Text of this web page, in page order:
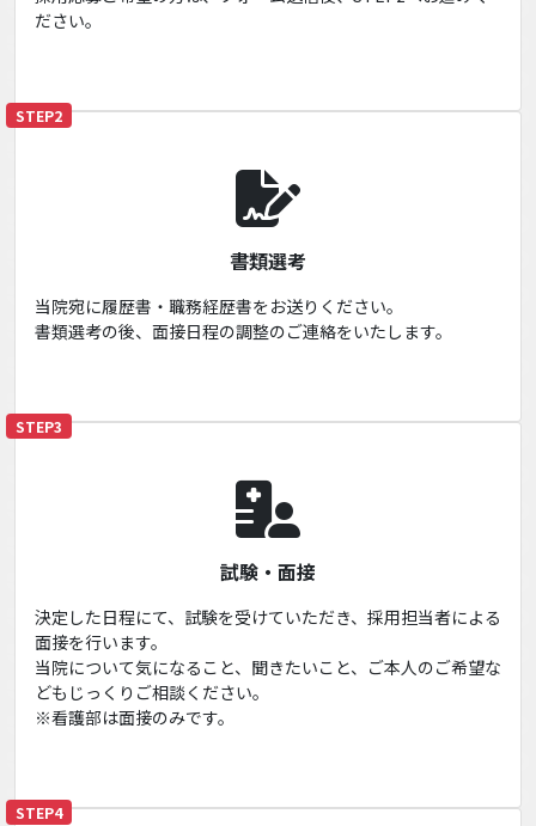
ださい。
STEP2
書類選考
当院宛に履歴書・職務経歴書をお送りください。
書類選考の後、面接日程の調整のご連絡をいたします。
STEP3
試験・面接
決定した日程にて、試験を受けていただき、採用担当者による
面接を行います。
当院について気になること、聞きたいこと、ご本人のご希望な
どもじっくりご相談ください。
※看護部は面接のみです。
STEP4